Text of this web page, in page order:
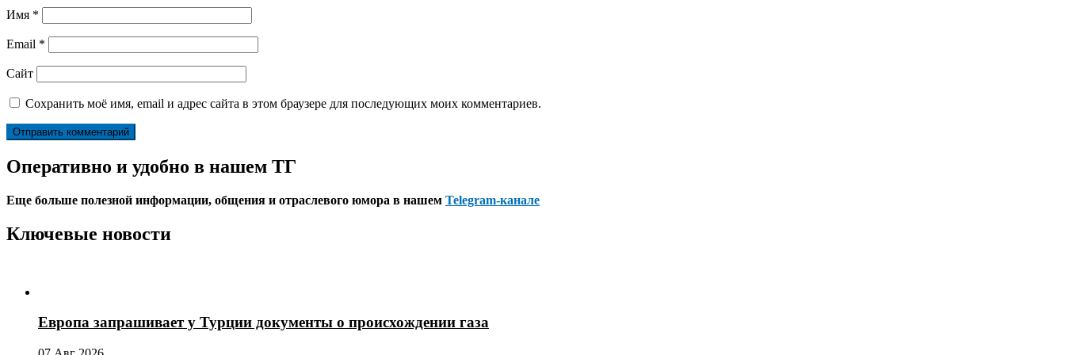
Имя *
Email *
Сайт
Сохранить моё имя, email и адрес сайта в этом браузере для последующих моих комментариев.
Оперативно и удобно в нашем ТГ
Еще больше полезной информации, общения и отраслевого юмора в нашем Telegram-канале
Ключевые новости
Европа запрашивает у Турции документы о происхождении газа